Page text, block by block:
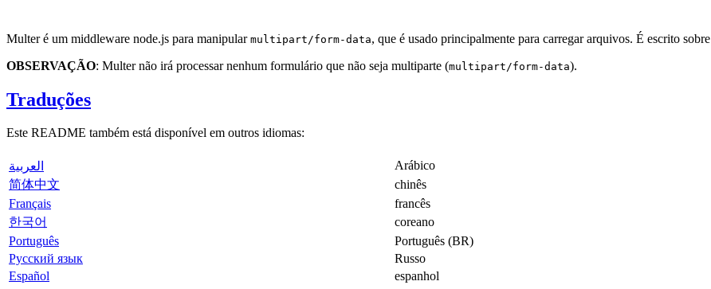
Multer é um middleware node.js para manipular multipart/form-data, que é usado principalmente para carregar arquivos. É escrito sobre
OBSERVAÇÃO: Multer não irá processar nenhum formulário que não seja multiparte (multipart/form-data).
Traduções
Este README também está disponível em outros idiomas:
العربية
Arábico
简体中文
chinês
Français
francês
한국어
coreano
Português
Português (BR)
Русский язык
Russo
Español
espanhol